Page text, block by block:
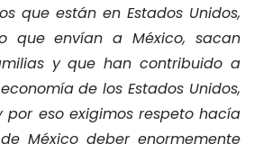
que están en Estados Unidos,
que envían a México, sacan
y que han contribuido a
de los Estados Unidos,
por eso exigimos respeto hacía
México deber enormemente